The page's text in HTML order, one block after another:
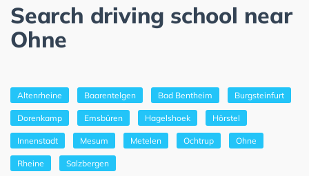
Search driving school near
Ohne
Altenrheine Baarentelgen Bad Bentheim Burgsteinfurt
Dorenkamp Emsbüren Hagelshoek Hörstel
Innenstadt Mesum Metelen Ochtrup Ohne
Rheine Salzbergen